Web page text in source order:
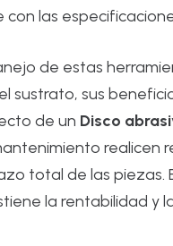
las
de estas
sustrato, sus
de un Disco
realicen
total de las
la rentabilidad y